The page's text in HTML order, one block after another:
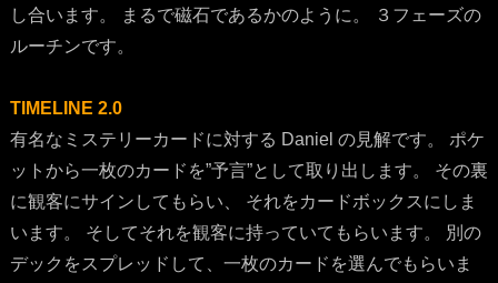
し合います。 まるで磁石であるかのように。 ３フェーズの
ルーチンです。
TIMELINE 2.0
有名なミステリーカードに対する Daniel の見解です。 ポケ
ットから一枚のカードを”予言”として取り出します。 その裏
に観客にサインしてもらい、 それをカードボックスにしま
います。 そしてそれを観客に持っていてもらいます。 別の
デックをスプレッドして、一枚のカードを選んでもらいま